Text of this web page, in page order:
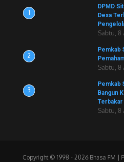
1
DPMD
Desa
Sabtu, 8
2
Pemkab
Sabtu, 8
3
Pemkab
Bangun
Terbakar
Sabtu, 8
Copyright © 1998 - 2026 Bhasa FM |